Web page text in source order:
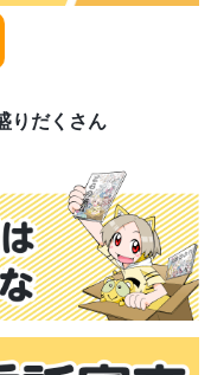
りだくさん